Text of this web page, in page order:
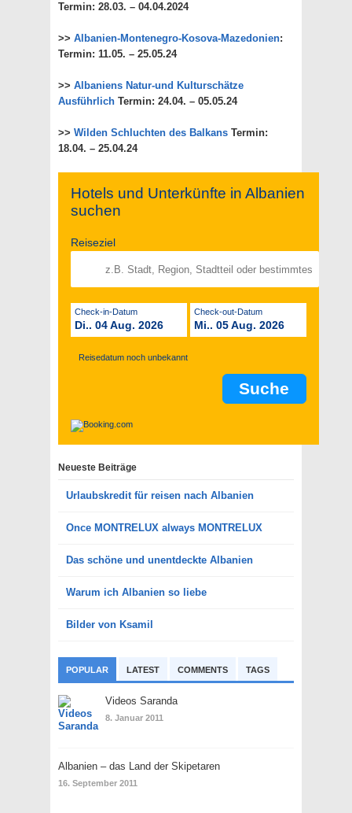
Termin: 28.03. – 04.04.2024
>> Albanien-Montenegro-Kosova-Mazedonien:
Termin: 11.05. – 25.05.24
>> Albaniens Natur-und Kulturschätze
Ausführlich Termin: 24.04. – 05.05.24
>> Wilden Schluchten des Balkans Termin:
18.04. – 25.04.24
Hotels und Unterkünfte in Albanien
suchen
Reiseziel
Check-in-Datum
Di.. 04 Aug. 2026
Check-out-Datum
Mi.. 05 Aug. 2026
Reisedatum noch unbekannt
Neueste Beiträge
Urlaubskredit für reisen nach Albanien
Once MONTRELUX always MONTRELUX
Das schöne und unentdeckte Albanien
Warum ich Albanien so liebe
Bilder von Ksamil
POPULAR LATEST COMMENTS TAGS
Videos Saranda
8. Januar 2011
Albanien – das Land der Skipetaren
16. September 2011